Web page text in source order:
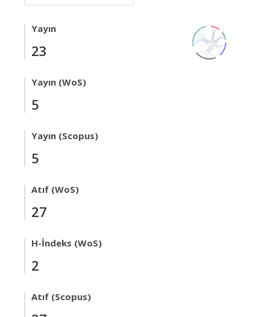
Yayın
23
Yayın (WoS)
5
Yayın (Scopus)
5
Atıf (WoS)
27
H-İndeks (WoS)
2
Atıf (Scopus)